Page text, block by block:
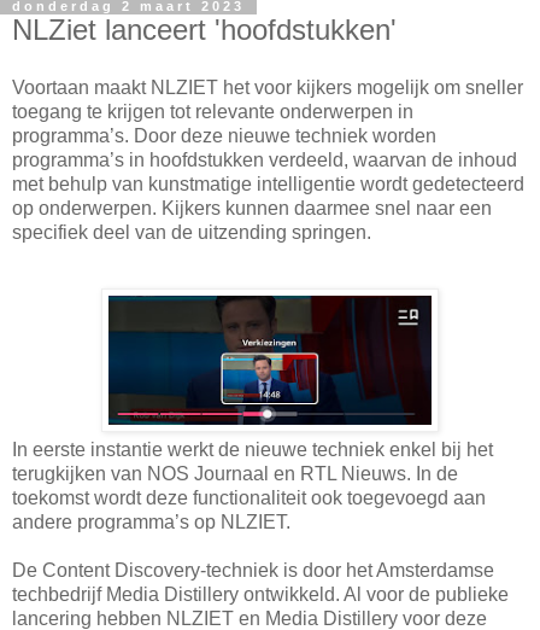
donderdag 2 maart 2023
NLZiet lanceert 'hoofdstukken'
Voortaan maakt NLZIET het voor kijkers mogelijk om sneller
toegang te krijgen tot relevante onderwerpen in
programma’s. Door deze nieuwe techniek worden
programma’s in hoofdstukken verdeeld, waarvan de inhoud
met behulp van kunstmatige intelligentie wordt gedetecteerd
op onderwerpen. Kijkers kunnen daarmee snel naar een
specifiek deel van de uitzending springen.
In eerste instantie werkt de nieuwe techniek enkel bij het
terugkijken van NOS Journaal en RTL Nieuws. In de
toekomst wordt deze functionaliteit ook toegevoegd aan
andere programma’s op NLZIET.
De Content Discovery-techniek is door het Amsterdamse
techbedrijf Media Distillery ontwikkeld. Al voor de publieke
lancering hebben NLZIET en Media Distillery voor deze